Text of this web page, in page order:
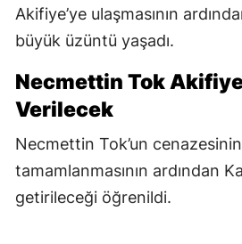
Akifiye’ye ulaşmasının
büyük üzüntü yaşadı.
Necmettin Tok
Verilecek
Necmettin Tok’un
tamamlanmasının ardından
getirileceği öğrenildi.